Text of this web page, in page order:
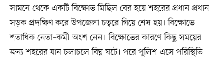
সামনে থেকে একটি বিক্ষোভ মিছিল বের হয়ে শহরের প্রধান প্রধান
সড়ক প্রদক্ষিণ করে উপজেলা চত্বরে গিয়ে শেষ হয়। বিক্ষোভে
শতাধিক নেতা–কর্মী অংশ নেন। বিক্ষোভের কারণে কিছু সময়ের
জন্য শহরের যান চলাচলে বিঘ্ন ঘটে। পরে পুলিশ এসে পরিস্থিতি